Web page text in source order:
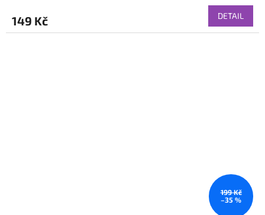
149 Kč DETAIL
199 Kč
–35 %